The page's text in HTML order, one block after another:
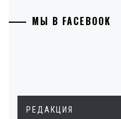
МЫ В FACEBOOK
РЕДАКЦИЯ